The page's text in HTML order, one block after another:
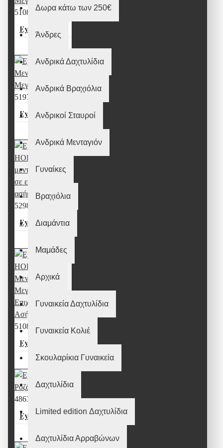
Δωρα κάτω των 250€
Άνδρες
Ανδρικά Δαχτυλίδια
Ανδρικά Βραχιόλια
Ανδρικοί Σταυροί
Ανδρικά Μενταγιόν
Γυναίκες
Βραχιόλια
Διαμάντια
Μαμάδες
Αρχικά
Γυναικεία Δαχτυλίδια
Γυναικεία Κολιέ
Σκουλαρίκια Γυναικεία
Δαχτυλίδια
Limited edition Δαχτυλίδια
Δαχτυλίδια Αρραβώνων
51083
51975
Eye of Horus Μενταγιόν Μεγάλο
52985
Eye of HORUS μενταγιόν μικρό σε επιχρυσωμένο ασήμι
51085
50,00€
48632
Eye of Horus Ροζάριο με όνυχα